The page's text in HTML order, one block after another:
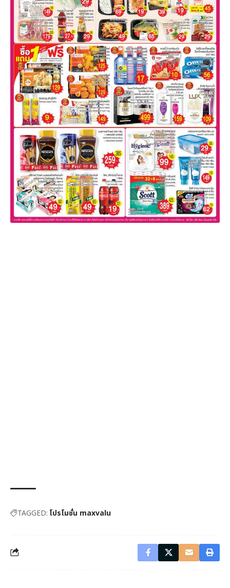
TAGGED: โปรโมชั่น maxvalu